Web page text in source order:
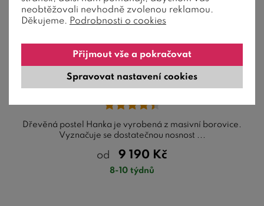
Dřevěná postel Hanka, 140x200cm, masiv
borovice
Dřevěná postel Hanka je vyrobená z masivní borovice.
Vyznačuje se dostatečnou nosnost ...
od 9 190 Kč
8-10 týdnů
neobtěžovali nevhodně zvolenou reklamou.
Děkujeme. Podrobnosti o cookies
Spravovat nastavení cookies
Přijmout vše a pokračovat